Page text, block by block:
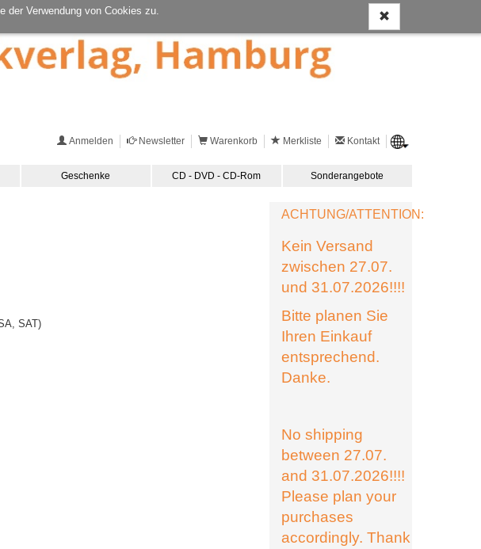
der Verwendung von Cookies zu.
Anmelden Newsletter Warenkorb Merkliste Kontakt
Geschenke CD - DVD - CD-Rom Sonderangebote
SAT)
ACHTUNG/ATTENTION:
Kein Versand
zwischen 27.07.
und 31.07.2026!!!!
Bitte planen Sie
Ihren Einkauf
entsprechend.
Danke.
No shipping
between 27.07.
and 31.07.2026!!!!
Please plan your
purchases
accordingly. Thank